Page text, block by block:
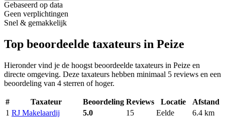
Gebaseerd op data
Geen verplichtingen
Snel & gemakkelijk
Top beoordeelde taxateurs in Peize
Hieronder vind je de hoogst beoordeelde taxateurs in Peize en
directe omgeving. Deze taxateurs hebben minimaal 5 reviews en een
beoordeling van 4 sterren of hoger.
# Taxateur Beoordeling Reviews Locatie
Afstand
1 RJ Makelaardij 5.0 15 Eelde 6.4 km